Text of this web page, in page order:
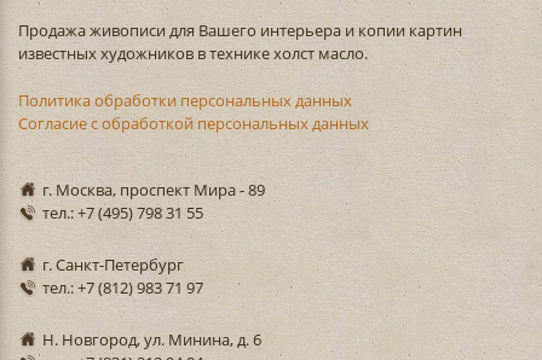
Продажа живописи для Вашего интерьера и копии картин
известных художников в технике холст масло.
Политика обработки персональных данных
Согласие с обработкой персональных данных
г. Москва, проспект Мира - 89
тел.: +7 (495) 798 31 55
г. Санкт-Петербург
тел.: +7 (812) 983 71 97
Н. Новгород, ул. Минина, д. 6